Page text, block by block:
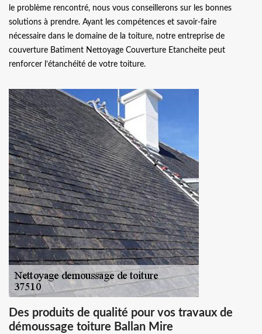
le problème rencontré, nous vous conseillerons sur les bonnes
solutions à prendre. Ayant les compétences et savoir-faire
nécessaire dans le domaine de la toiture, notre entreprise de
couverture Batiment Nettoyage Couverture Etancheite peut
renforcer l’étanchéité de votre toiture.
Des produits de qualité pour vos travaux de
démoussage toiture Ballan Mire